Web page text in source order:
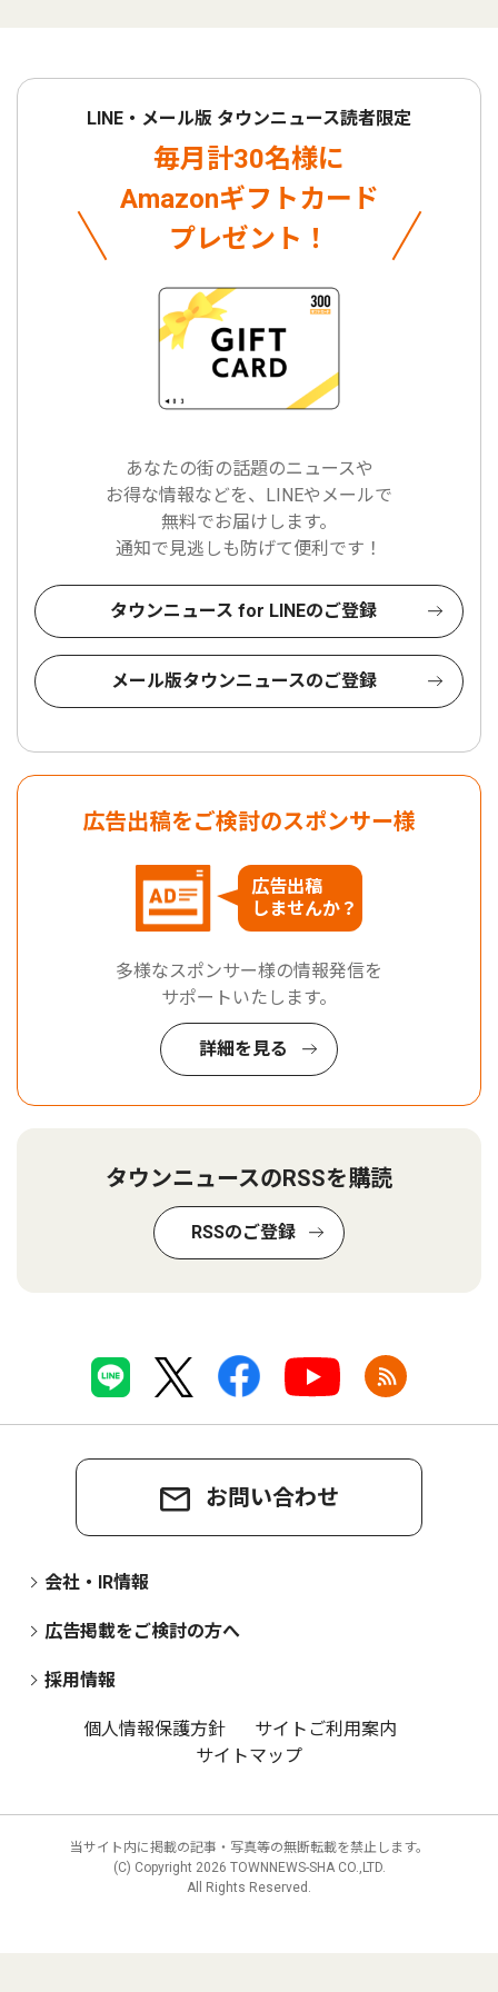
LINE・メール版 タウンニュース読者限定
毎月計30名様に
Amazonギフトカード
プレゼント！
あなたの街の話題のニュースや
お得な情報などを、LINEやメールで
無料でお届けします。
通知で見逃しも防げて便利です！
タウンニュース for LINEのご登録
メール版タウンニュースのご登録
広告出稿をご検討のスポンサー様
広告出稿
しませんか？
多様なスポンサー様の情報発信を
サポートいたします。
詳細を見る
タウンニュースのRSSを購読
RSSのご登録
お問い合わせ
会社・IR情報
広告掲載をご検討の方へ
採用情報
個人情報保護方針
サイトご利用案内
サイトマップ
当サイト内に掲載の記事・写真等の無断転載を禁止します。
(C) Copyright 2026 TOWNNEWS-SHA CO.,LTD.
All Rights Reserved.